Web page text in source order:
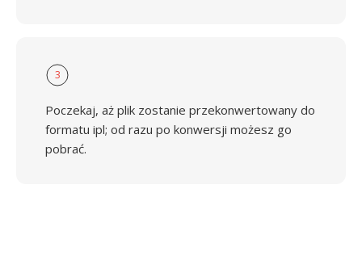
3
Poczekaj, aż plik zostanie przekonwertowany do
formatu ipl; od razu po konwersji możesz go
pobrać.